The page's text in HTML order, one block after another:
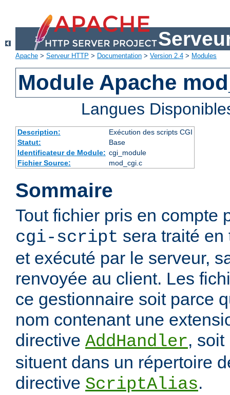
Apache > Serveur HTTP > Documentation > Version 2.4 > Modules
Module Apache
Langues
Description:
Exécution des scripts CGI
Statut:
Base
Identificateur de Module: cgi_module
Fichier Source:
mod_cgi.c
Sommaire
Tout fichier pris en compte
cgi-script sera traité en
et exécuté par le serveur,
renvoyée au client. Les
ce gestionnaire soit parce
nom contenant une
directive AddHandler,
situent dans un répertoire
directive ScriptAlias.